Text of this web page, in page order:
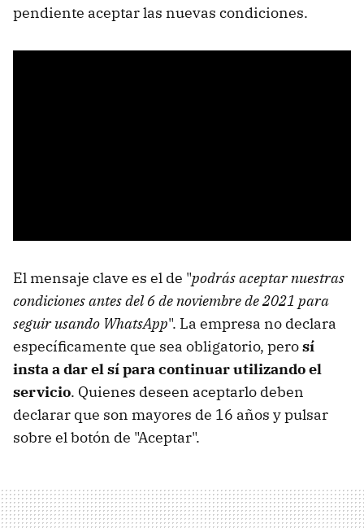
pendiente aceptar las nuevas condiciones.
El mensaje clave es el de "podrás aceptar nuestras
condiciones antes del 6 de noviembre de 2021 para
seguir usando WhatsApp". La empresa no declara
específicamente que sea obligatorio, perosí
insta a dar el sí para continuar utilizando el
servicio. Quienes deseen aceptarlo deben
declarar que son mayores de 16 años y pulsar
sobre el botón de "Aceptar".